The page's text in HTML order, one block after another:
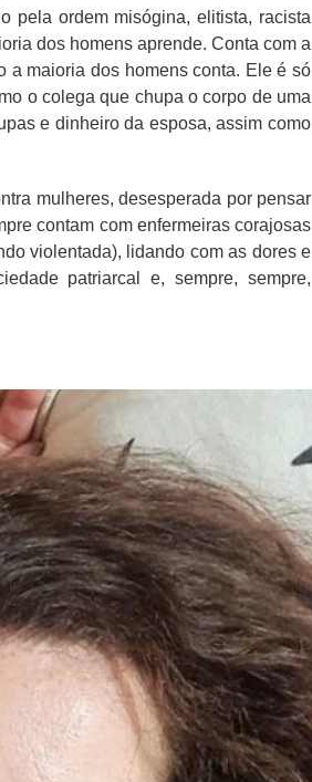
pela ordem misógina, elitista, racista
dos homens aprende. Conta com a
a maioria dos homens conta. Ele é só
o colega que chupa o corpo de uma
e dinheiro da esposa, assim como
mulheres, desesperada por pensar
contam com enfermeiras corajosas
violentada), lidando com as dores e
patriarcal e, sempre, sempre,